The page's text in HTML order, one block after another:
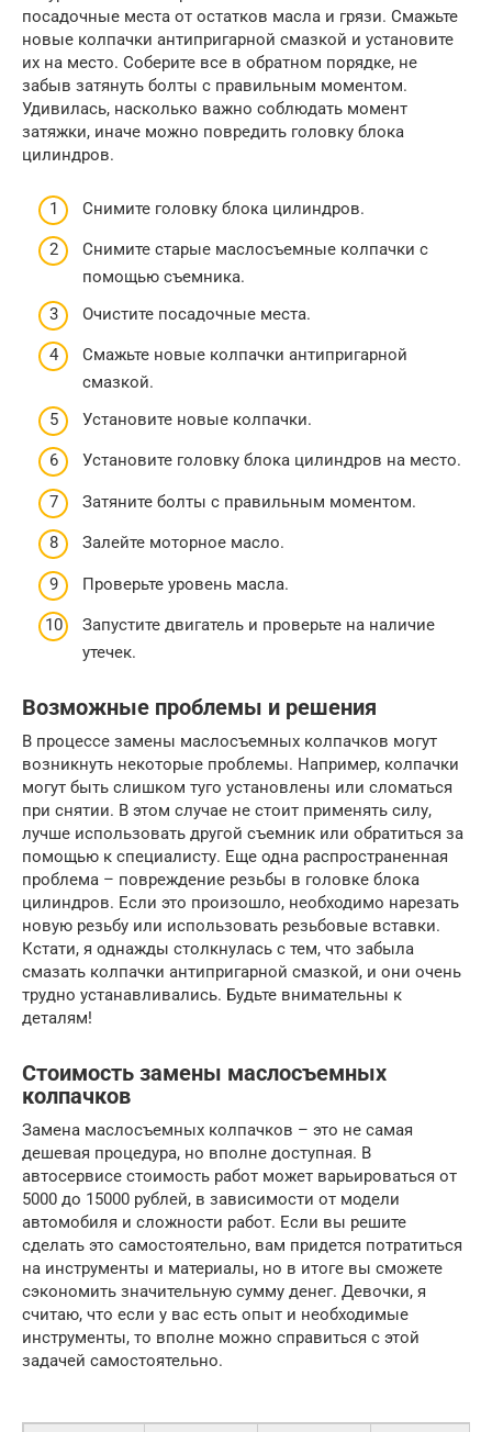
посадочные места от остатков масла и грязи. Смажьте
новые колпачки антипригарной смазкой и установите
их на место. Соберите все в обратном порядке, не
забыв затянуть болты с правильным моментом.
Удивилась, насколько важно соблюдать момент
затяжки, иначе можно повредить головку блока
цилиндров.
Снимите головку блока цилиндров.
Снимите старые маслосъемные колпачки с
помощью съемника.
Очистите посадочные места.
Смажьте новые колпачки антипригарной
смазкой.
Установите новые колпачки.
Установите головку блока цилиндров на место.
Затяните болты с правильным моментом.
Залейте моторное масло.
Проверьте уровень масла.
Запустите двигатель и проверьте на наличие
утечек.
Возможные проблемы и решения
В процессе замены маслосъемных колпачков могут
возникнуть некоторые проблемы. Например, колпачки
могут быть слишком туго установлены или сломаться
при снятии. В этом случае не стоит применять силу,
лучше использовать другой съемник или обратиться за
помощью к специалисту. Еще одна распространенная
проблема – повреждение резьбы в головке блока
цилиндров. Если это произошло, необходимо нарезать
новую резьбу или использовать резьбовые вставки.
Кстати, я однажды столкнулась с тем, что забыла
смазать колпачки антипригарной смазкой, и они очень
трудно устанавливались. Будьте внимательны к
деталям!
Стоимость замены маслосъемных
колпачков
Замена маслосъемных колпачков – это не самая
дешевая процедура, но вполне доступная. В
автосервисе стоимость работ может варьироваться от
5000 до 15000 рублей, в зависимости от модели
автомобиля и сложности работ. Если вы решите
сделать это самостоятельно, вам придется потратиться
на инструменты и материалы, но в итоге вы сможете
сэкономить значительную сумму денег. Девочки, я
считаю, что если у вас есть опыт и необходимые
инструменты, то вполне можно справиться с этой
задачей самостоятельно.